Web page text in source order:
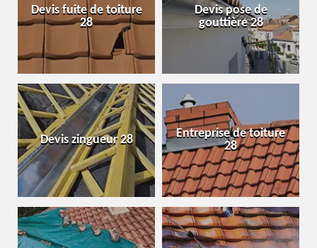
Devis fuite de toiture
28
Devis pose de
gouttière 28
Devis zingueur 28
Entreprise de toiture
28